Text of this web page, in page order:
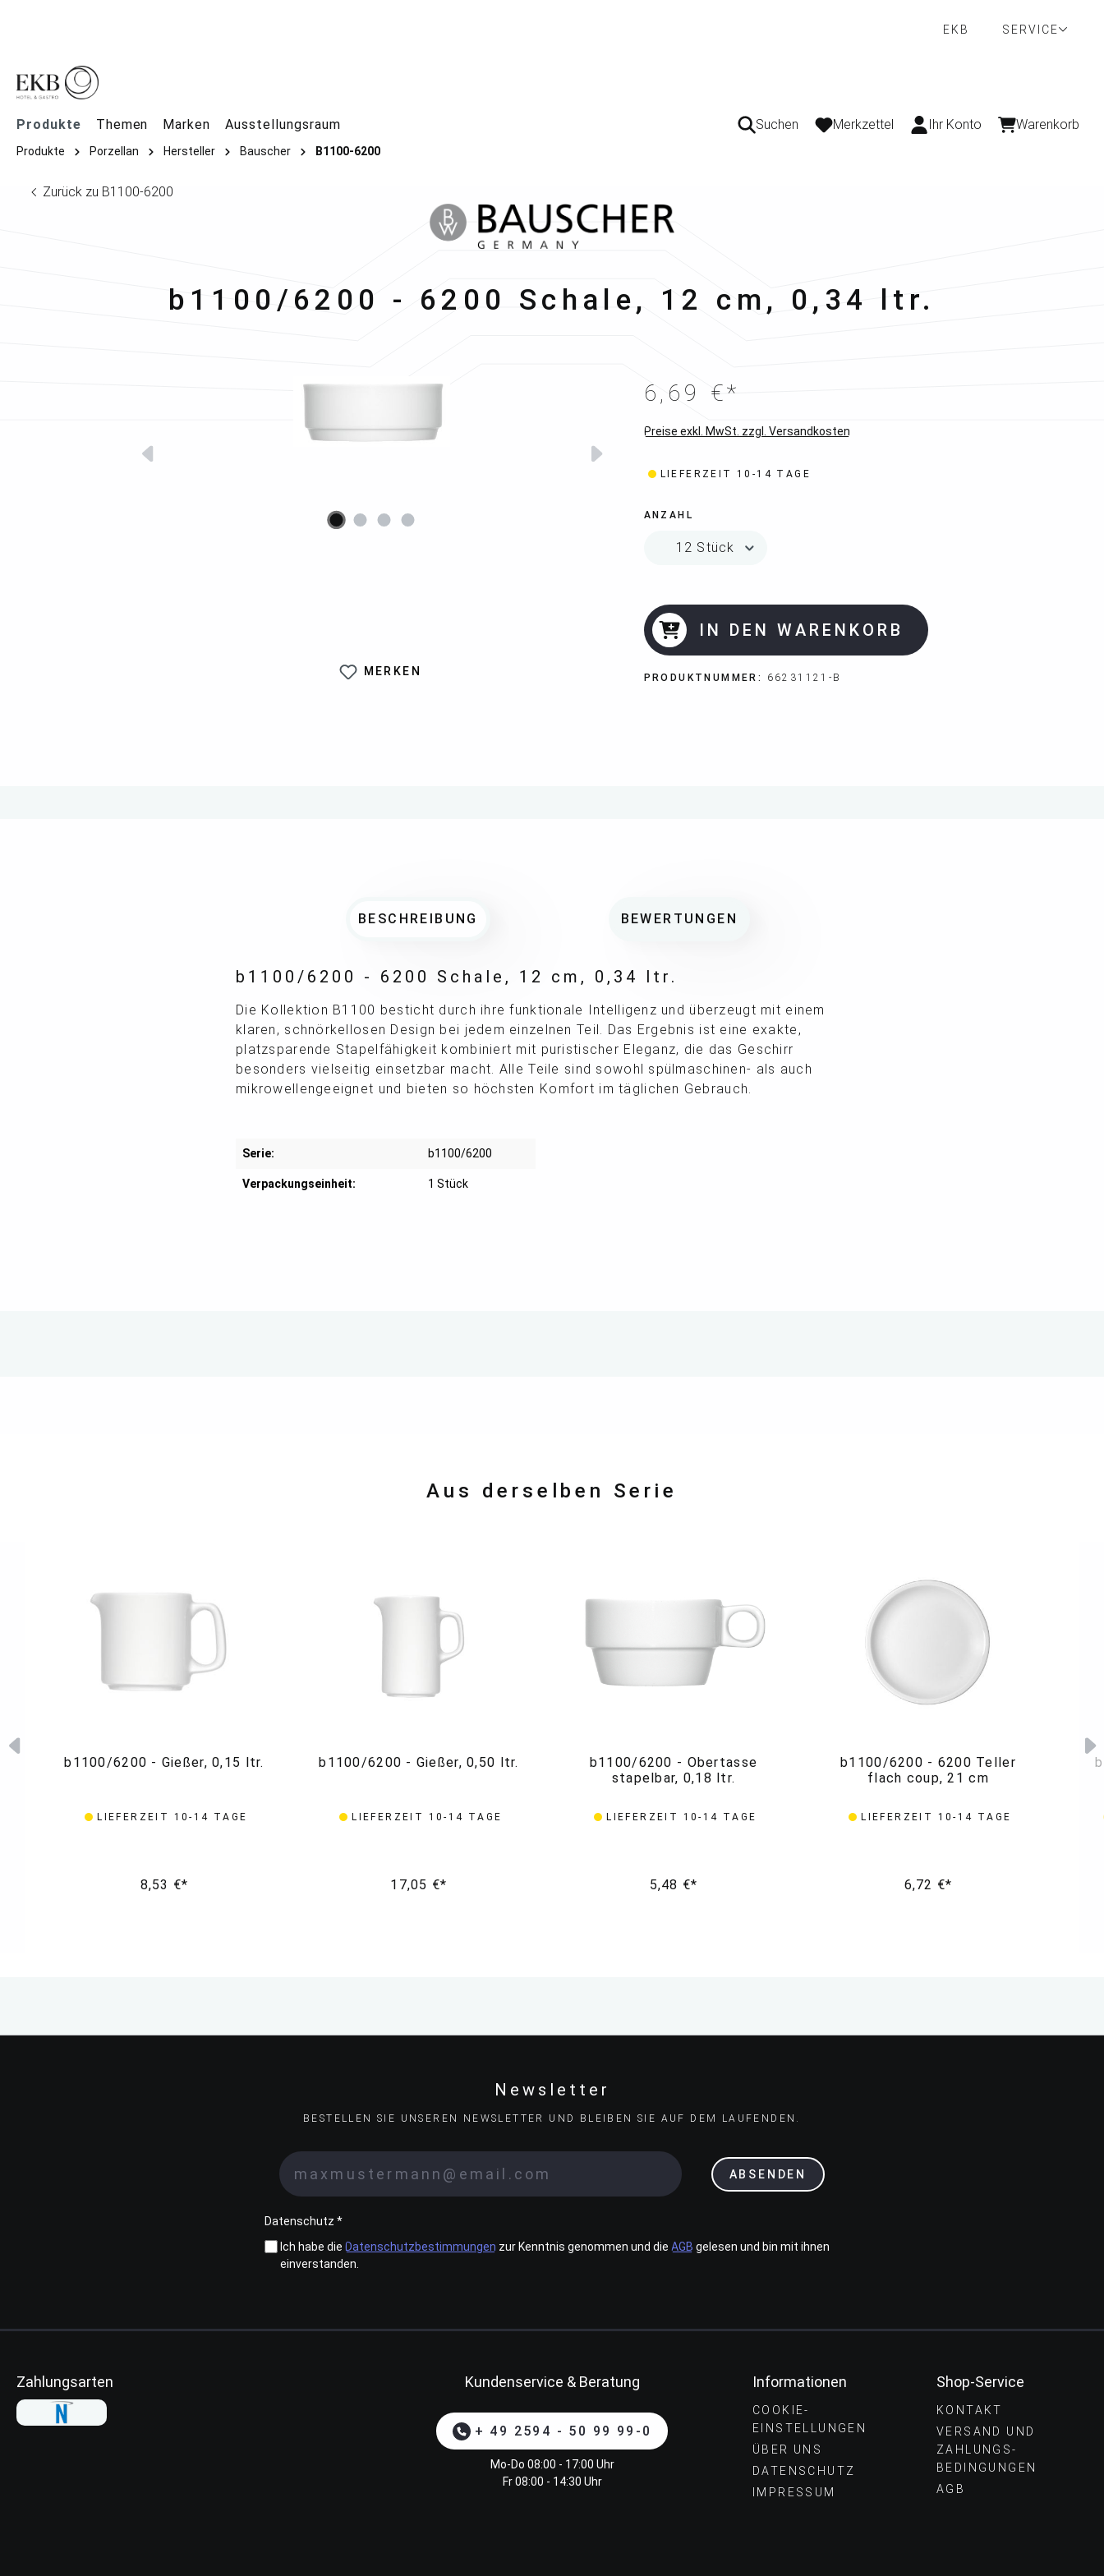
EKB
SERVICE
Produkte Themen Marken Ausstellungsraum Suchen Merkzettel Ihr Konto Warenkorb
Produkte Porzellan Hersteller Bauscher B1100-6200
Zurück zu B1100-6200
Bauscher
b1100/6200 - 6200 Schale, 12 cm, 0,34 ltr.
MERKEN
6,69 €*
Preise exkl. MwSt. zzgl. Versandkosten
LIEFERZEIT 10-14 TAGE
ANZAHL
IN DEN WARENKORB
PRODUKTNUMMER: 66231121-B
BESCHREIBUNG BEWERTUNGEN
b1100/6200 - 6200 Schale, 12 cm, 0,34 ltr.
Die Kollektion B1100 besticht durch ihre funktionale Intelligenz und überzeugt mit einem
klaren, schnörkellosen Design bei jedem einzelnen Teil. Das Ergebnis ist eine exakte,
platzsparende Stapelfähigkeit kombiniert mit puristischer Eleganz, die das Geschirr
besonders vielseitig einsetzbar macht. Alle Teile sind sowohl spülmaschinen- als auch
mikrowellengeeignet und bieten so höchsten Komfort im täglichen Gebrauch.
Serie: b1100/6200
Verpackungseinheit: 1 Stück
Aus derselben Serie
b1100/6200 - Gießer, 0,15 ltr.
LIEFERZEIT 10-14 TAGE
8,53 €*
b1100/6200 - Gießer, 0,50 ltr.
LIEFERZEIT 10-14 TAGE
17,05 €*
b1100/6200 - Obertasse
stapelbar, 0,18 ltr.
LIEFERZEIT 10-14 TAGE
5,48 €*
b1100/6200 - 6200 Teller
flach coup, 21 cm
LIEFERZEIT 10-14 TAGE
6,72 €*
Newsletter
BESTELLEN SIE UNSEREN NEWSLETTER UND BLEIBEN SIE AUF DEM LAUFENDEN.
ABSENDEN
Datenschutz *
Ich habe die Datenschutzbestimmungen zur Kenntnis genommen und die AGB gelesen und bin mit ihnen
einverstanden.
Zahlungsarten Kundenservice & Beratung
+ 49 2594 - 50 99 99-0
Mo-Do 08:00 - 17:00 Uhr
Fr 08:00 - 14:30 Uhr
Informationen
COOKIE-
EINSTELLUNGEN
ÜBER UNS
DATENSCHUTZ
IMPRESSUM
Shop-Service
KONTAKT
VERSAND UND
ZAHLUNGS­
BEDINGUNGEN
AGB